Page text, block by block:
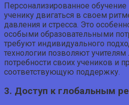
Персонализированное
ученику двигаться в своем
давления и стресса. Это
особыми образовательными
требуют индивидуального
технологии позволяют
потребности своих учеников и
соответствующую поддержку.
3. Доступ к глобальным